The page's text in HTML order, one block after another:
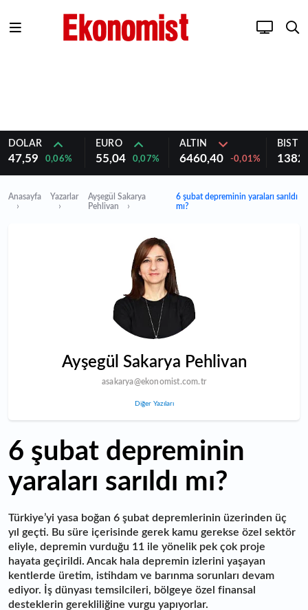
DOLAR
47,59 0,06%
EURO
55,04 0,07%
ALTIN
6460,40 -0,01%
BIST
Anasayfa Yazarlar
Ayşegül Sakarya
Pehlivan
6 şubat depreminin yaraları sarıldı
mı?
Ayşegül Sakarya Pehlivan
asakarya@ekonomist.com.tr
Diğer Yazıları
6 şubat depreminin
yaraları sarıldı mı?
Türkiye’yi yasa boğan 6 şubat depremlerinin üzerinden üç
yıl geçti. Bu süre içerisinde gerek kamu gerekse özel sektör
eliyle, depremin vurduğu 11 ile yönelik pek çok proje
hayata geçirildi. Ancak hala depremin izlerini yaşayan
kentlerde üretim, istihdam ve barınma sorunları devam
ediyor. İş dünyası temsilcileri, bölgeye özel finansal
desteklerin gerekliliğine vurgu yapıyorlar.